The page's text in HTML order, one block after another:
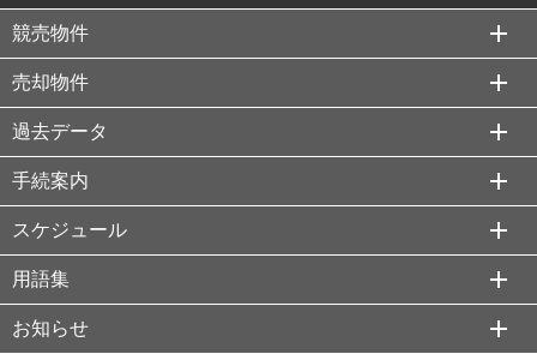
競売物件
売却物件
過去データ
手続案内
スケジュール
用語集
お知らせ